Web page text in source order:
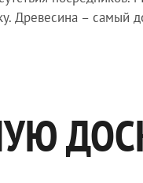
Древесина – самый